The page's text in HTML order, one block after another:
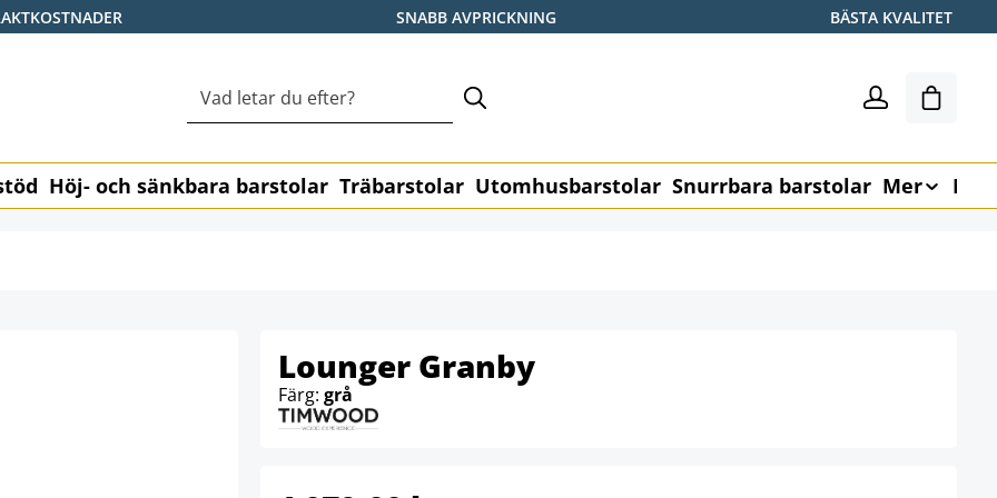
SNABB AVPRICKNING BÄSTA KVALITET
Höj- och sänkbara barstolar Träbarstolar Utomhusbarstolar Snurrbara barstolar Mer
Lounger Granby
Färg: grå